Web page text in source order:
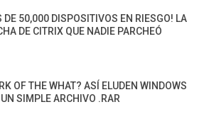
DE 50,000 DISPOSITIVOS EN RIESGO! LA
DE CITRIX QUE NADIE PARCHEÓ
OF THE WHAT? ASÍ ELUDEN WINDOWS
SIMPLE ARCHIVO .RAR